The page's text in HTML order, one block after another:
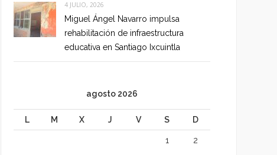
4 JULIO, 2026
Miguel Ángel Navarro impulsa
rehabilitación de infraestructura
educativa en Santiago Ixcuintla
agosto 2026
L M X J V S D
1 2